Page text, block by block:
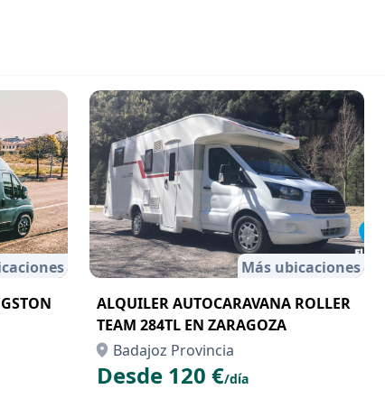
Más ubicaciones
ALQUILER AUTOCARAVANA ROLLER
TEAM 284TL EN ZARAGOZA
Badajoz Provincia
Desde 120 €/día